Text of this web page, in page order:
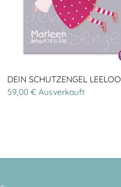
DEIN SCHUTZENGEL LEELOO
59,00 € Ausverkauft